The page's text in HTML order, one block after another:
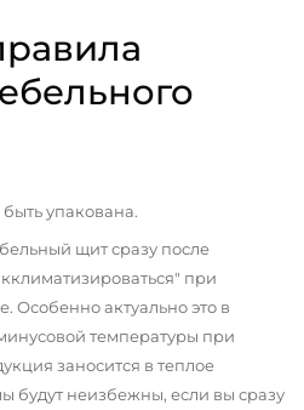
упакована.
щит сразу после
при
Особенно актуально это в
температуры при
заносится в теплое
будут неизбежны, если вы сразу